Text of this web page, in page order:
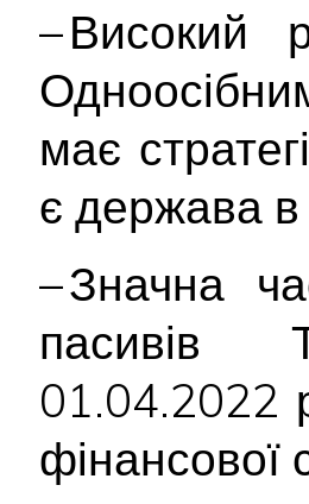
– Високий
має
є держава в
– Значна
пасивів
01.04.2022
фінансової